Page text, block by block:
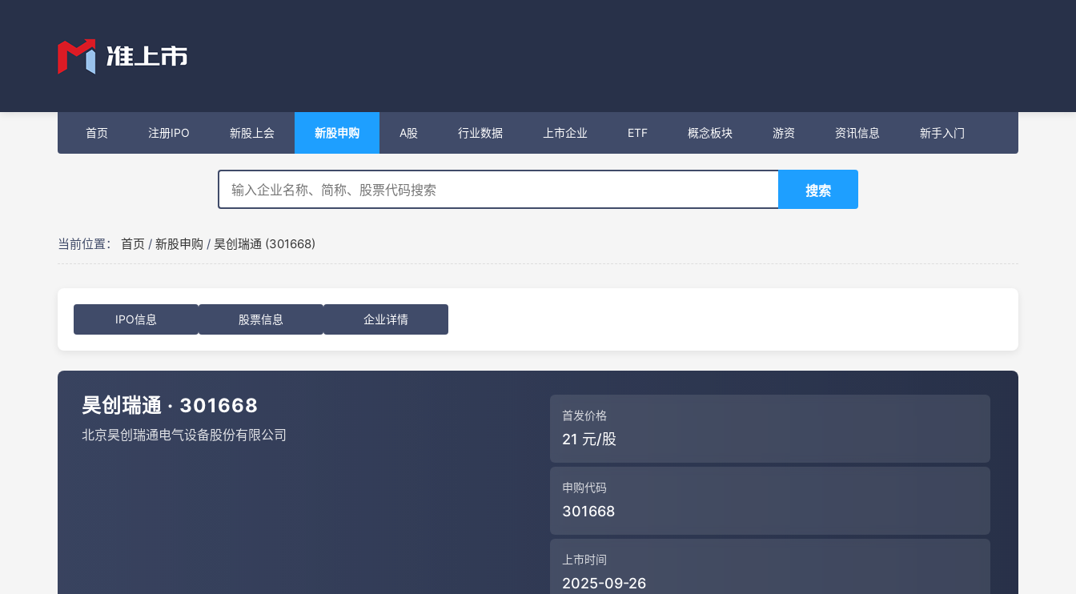
首页 注册IPO 新股上会 新股申购 A股 行业数据 上市企业 ETF 概念板块 游资 资讯信息 新手入门
搜索
当前位置： 首页 / 新股申购 / 昊创瑞通 (301668)
IPO信息 股票信息 企业详情
昊创瑞通 · 301668
北京昊创瑞通电气设备股份有限公司
首发价格
21 元/股
申购代码
301668
上市时间
2025-09-26